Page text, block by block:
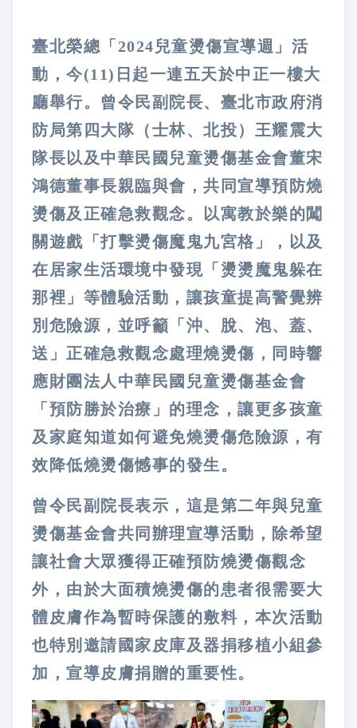
臺北榮總「2024兒童燙傷宣導週」活
動，今(11)日起一連五天於中正一樓大
廳舉行。曾令民副院長、臺北市政府消
防局第四大隊（士林、北投）王耀震大
隊長以及中華民國兒童燙傷基金會董宋
鴻德董事長親臨與會，共同宣導預防燒
燙傷及正確急救觀念。以寓教於樂的闖
關遊戲「打擊燙傷魔鬼九宮格」，以及
在居家生活環境中發現「燙燙魔鬼躲在
那裡」等體驗活動，讓孩童提高警覺辨
別危險源，並呼籲「沖、脫、泡、蓋、
送」正確急救觀念處理燒燙傷，同時響
應財團法人中華民國兒童燙傷基金會
「預防勝於治療」的理念，讓更多孩童
及家庭知道如何避免燒燙傷危險源，有
效降低燒燙傷憾事的發生。
曾令民副院長表示，這是第二年與兒童
燙傷基金會共同辦理宣導活動，除希望
讓社會大眾獲得正確預防燒燙傷觀念
外，由於大面積燒燙傷的患者很需要大
體皮膚作為暫時保護的敷料，本次活動
也特別邀請國家皮庫及器捐移植小組參
加，宣導皮膚捐贈的重要性。